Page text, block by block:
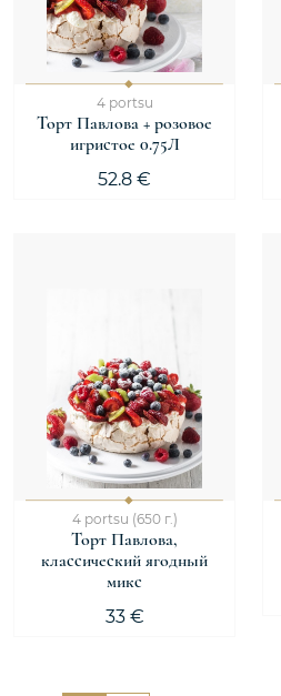
4 portsu
Торт Павлова + розовое
игристое 0.75Л
52.8 €
4 portsu (650 г.)
Торт Павлова,
классический ягодный
микс
33 €